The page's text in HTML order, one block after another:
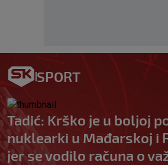
SPORT
Tadić: Krško je u boljoj
nuklearki u Mađarskoj i
jer se vodilo računa o